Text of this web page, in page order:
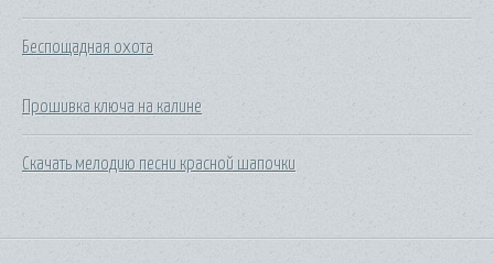
Беспощадная охота
Прошивка ключа на калине
Скачать мелодию песни красной шапочки